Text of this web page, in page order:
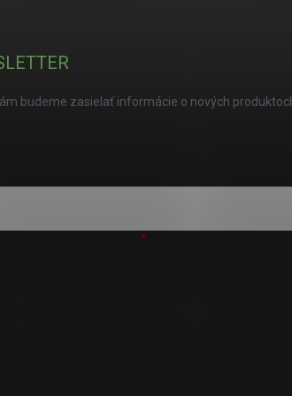
budeme zasielať informácie o nových